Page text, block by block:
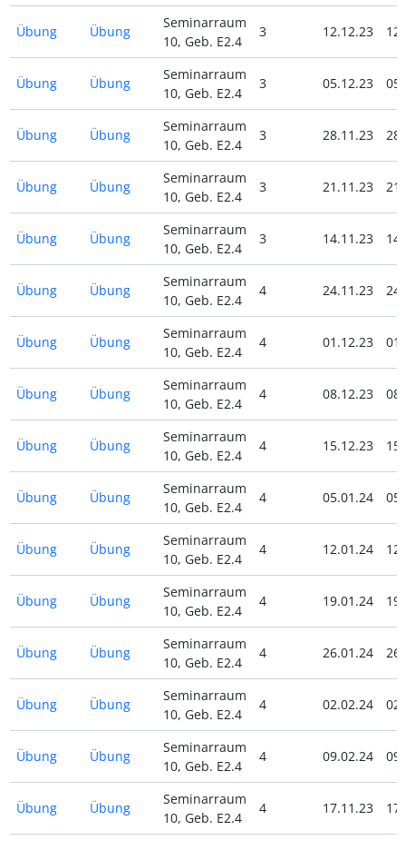
Übung Übung
Seminarraum
10, Geb. E2.4
3 12.12.23
Übung Übung
Seminarraum
10, Geb. E2.4
3 05.12.23
Übung Übung
Seminarraum
10, Geb. E2.4
3 28.11.23
Übung Übung
Seminarraum
10, Geb. E2.4
3 21.11.23
Übung Übung
Seminarraum
10, Geb. E2.4
3 14.11.23
Übung Übung
Seminarraum
10, Geb. E2.4
4 24.11.23
Übung Übung
Seminarraum
10, Geb. E2.4
4 01.12.23
Übung Übung
Seminarraum
10, Geb. E2.4
4 08.12.23
Übung Übung
Seminarraum
10, Geb. E2.4
4 15.12.23
Übung Übung
Seminarraum
10, Geb. E2.4
4 05.01.24
Übung Übung
Seminarraum
10, Geb. E2.4
4 12.01.24
Übung Übung
Seminarraum
10, Geb. E2.4
4 19.01.24
Übung Übung
Seminarraum
10, Geb. E2.4
4 26.01.24
Übung Übung
Seminarraum
10, Geb. E2.4
4 02.02.24
Übung Übung
Seminarraum
10, Geb. E2.4
4 09.02.24
Übung Übung
Seminarraum
10, Geb. E2.4
4 17.11.23